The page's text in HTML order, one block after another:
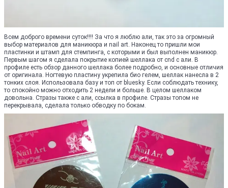
Всем доброго времени суток!!!! За что я люблю али, так это за огромный
выбор материалов для маникюра и nail art. Наконец то пришли мои
пластинки и штамп для стемпинга, с которыми и был выполнен маникюр.
Первым шагом я сделала покрытие копией шеллака от cnd с али. В
профиле есть обзор данного шеллака более подробно, и основные отличия
от оригинала. Ногтевую пластину укрепила био гелем, шеллак нанесла в 2
тонких слоя. Использовала базу и топ от bluesky. Если соблюдать технику,
то спокойно можно отходить 2 недели и больше. В целом шеллаком
довольна. Стразы также с али, ссылка в профиле. Стразы топом не
перекрывала, сделала только обводку по бокам.